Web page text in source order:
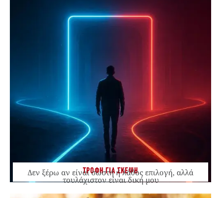
ΤΡΟΦΗ ΓΙΑ ΣΚΕΨΗ
Δεν ξέρω αν είναι σωστή ή λάθος επιλογή, αλλά
τουλάχιστον είναι δική μου